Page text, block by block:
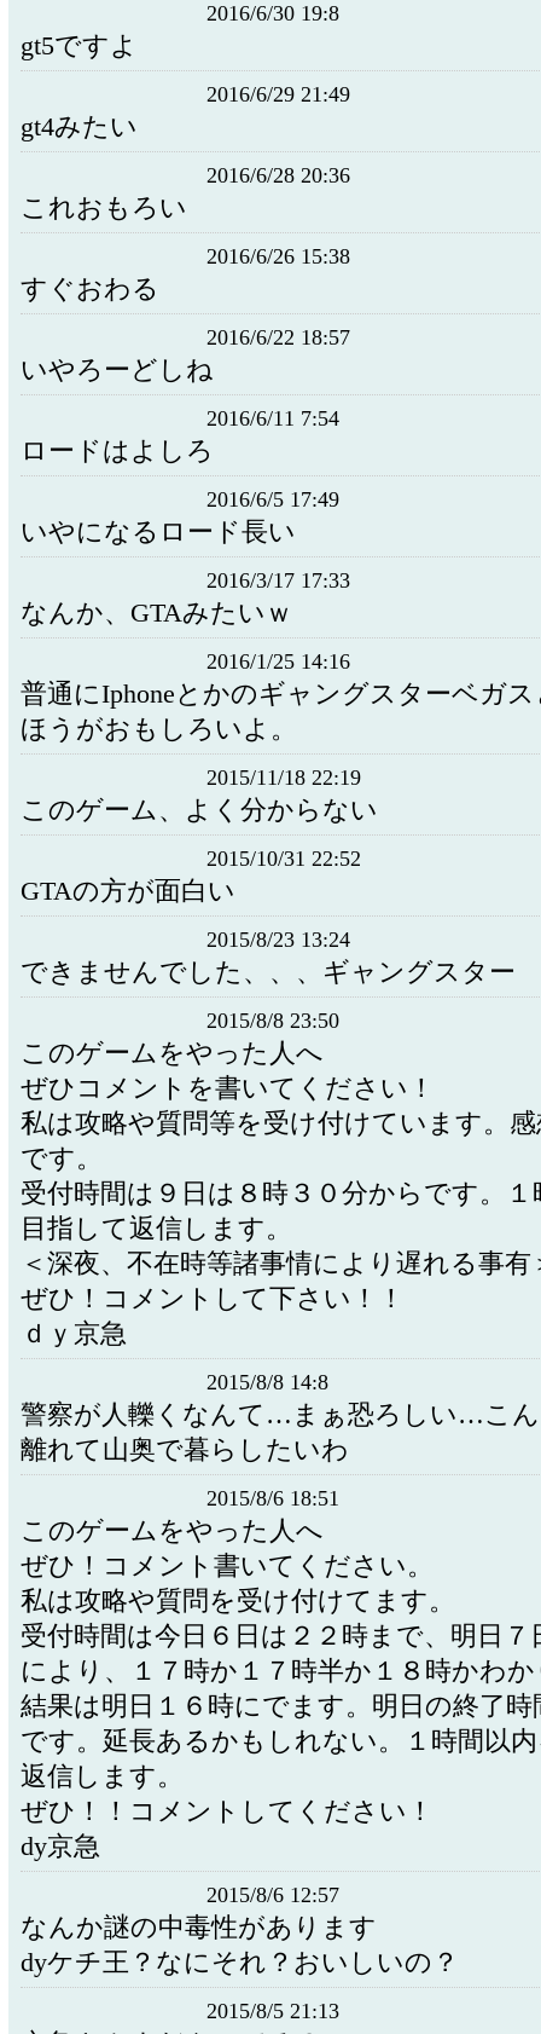
2016/6/30 19:8
gt5ですよ
2016/6/29 21:49
gt4みたい
2016/6/28 20:36
これおもろい
2016/6/26 15:38
すぐおわる
2016/6/22 18:57
いやろーどしね
2016/6/11 7:54
ロードはよしろ
2016/6/5 17:49
いやになるロード長い
2016/3/17 17:33
なんか、GTAみたいｗ
2016/1/25 14:16
普通にIphoneとかのギャングスターベガ
ほうがおもしろいよ。
2015/11/18 22:19
このゲーム、よく分からない
2015/10/31 22:52
GTAの方が面白い
2015/8/23 13:24
できませんでした、、、ギャングスター
2015/8/8 23:50
このゲームをやった人へ
ぜひコメントを書いてください！
私は攻略や質問等を受け付けています。
です。
受付時間は９日は８時３０分からです。１
目指して返信します。
＜深夜、不在時等諸事情により遅れる事有
ぜひ！コメントして下さい！！
ｄｙ京急
2015/8/8 14:8
警察が人轢くなんて…まぁ恐ろしい…こん
離れて山奥で暮らしたいわ
2015/8/6 18:51
このゲームをやった人へ
ぜひ！コメント書いてください。
私は攻略や質問を受け付けてます。
受付時間は今日６日は２２時まで、明日７
により、１７時か１７時半か１８時かわ
結果は明日１６時にでます。明日の終了時
です。延長あるかもしれない。１時間以
返信します。
ぜひ！！コメントしてください！
dy京急
2015/8/6 12:57
なんか謎の中毒性があります
dyケチ王？なにそれ？おいしいの？
2015/8/5 21:13